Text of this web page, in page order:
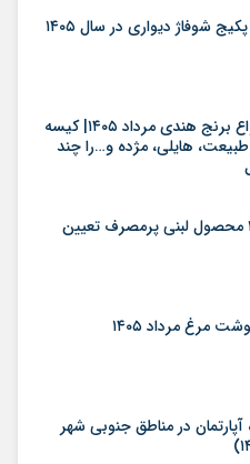
شوفاژ دیواری در سال ۱۴۰۵
قیمت جدید انواع برنج هندی مرداد ۱۴۰۵| کیسه
طبیعت، هایلی، مژده و…را چند
قیمت مصوب ۳ محصول لبنی پرمصرف تعیین
مرداد ۱۴۰۵
در مناطق جنوبی شهر